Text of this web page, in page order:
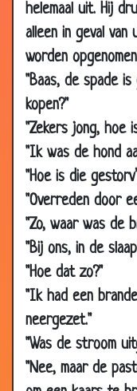
helemaal uit. Hij
alleen in geval
worden
"Baas, de spade
kopen?"
"Zekers jong, hoe
"Ik was de hond
"Hoe is die
"Overreden door
"Zo, waar was de
"Bij ons, in de
"Hoe dat zo?"
"Ik had een
neergezet."
"Was de stroom
"Nee, maar de
19
2010
Lekker
May
2010
Auto
12 May
2010
09
May
2010
Dat is
06
May
Te dronken
06
May
2010
Weddenschap